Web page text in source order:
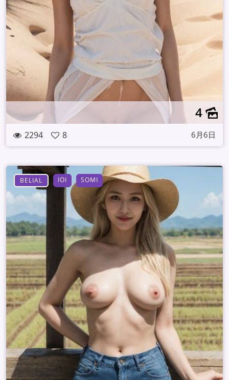
4
2294 8 6月6日
BELIAL IOI SOMI